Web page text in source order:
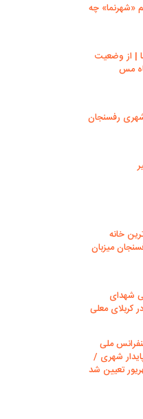
«شهرنما» چه
| از وضعیت
مس
رفسنجان
خانه
میزبان
شهدای
کربلای معلی
ملی
شهری /
تعیین شد